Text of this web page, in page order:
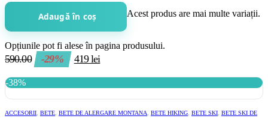
Adaugă în coș Acest produs are mai multe variații.
Opțiunile pot fi alese în pagina produsului.
590.00 -29% 419lei
-38%
ACCESORII BETE BETE DE ALERGARE MONTANA BETE HIKING BETE SKI BETE SKI DE